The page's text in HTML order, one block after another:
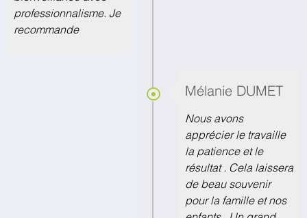
professionnalisme. Je
recommande
Mélanie DUMET
Nous avons
apprécier le travaille
la patience et le
résultat . Cela laissera
de beau souvenir
pour la famille et nos